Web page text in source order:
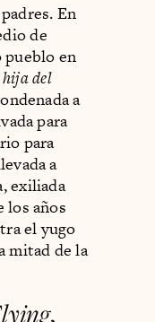
En
de
pueblo en
del
a
para
para
a
exiliada
los años
el yugo
mitad de la
,